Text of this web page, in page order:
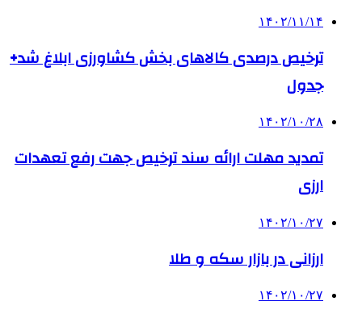
۱۴۰۲/۱۱/۱۴
ترخیص درصدی کالاهای بخش کشاورزی ابلاغ شد+
جدول
۱۴۰۲/۱۰/۲۸
تمدید مهلت ارائه سند ترخیص جهت رفع تعهدات
ارزی
۱۴۰۲/۱۰/۲۷
ارزانی در بازار سکه و طلا
۱۴۰۲/۱۰/۲۷